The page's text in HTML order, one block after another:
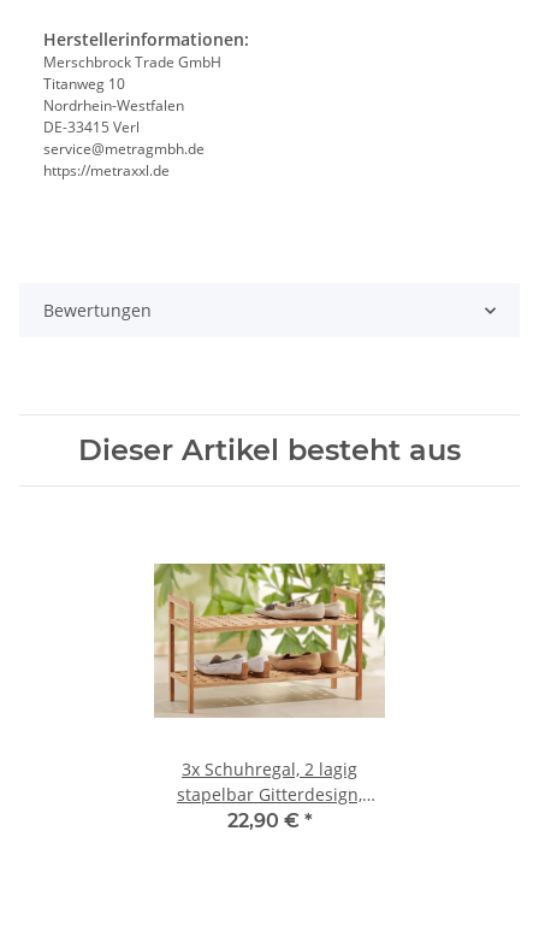
Herstellerinformationen:
Merschbrock Trade GmbH
Titanweg 10
Nordrhein-Westfalen
DE-33415 Verl
service@metragmbh.de
https://metraxxl.de
Bewertungen
Dieser Artikel besteht aus
3x Schuhregal, 2 lagig
stapelbar Gitterdesign,
Walnussholz
22,90 € *